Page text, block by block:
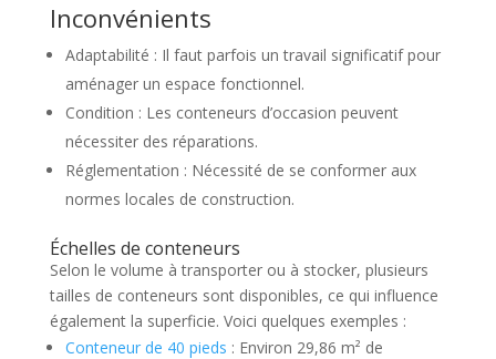
Inconvénients
Adaptabilité : Il faut parfois un travail significatif pour
aménager un espace fonctionnel.
Condition : Les conteneurs d’occasion peuvent
nécessiter des réparations.
Réglementation : Nécessité de se conformer aux
normes locales de construction.
Échelles de conteneurs
Selon le volume à transporter ou à stocker, plusieurs
tailles de conteneurs sont disponibles, ce qui influence
également la superficie. Voici quelques exemples :
Conteneur de 40 pieds : Environ 29,86 m² de